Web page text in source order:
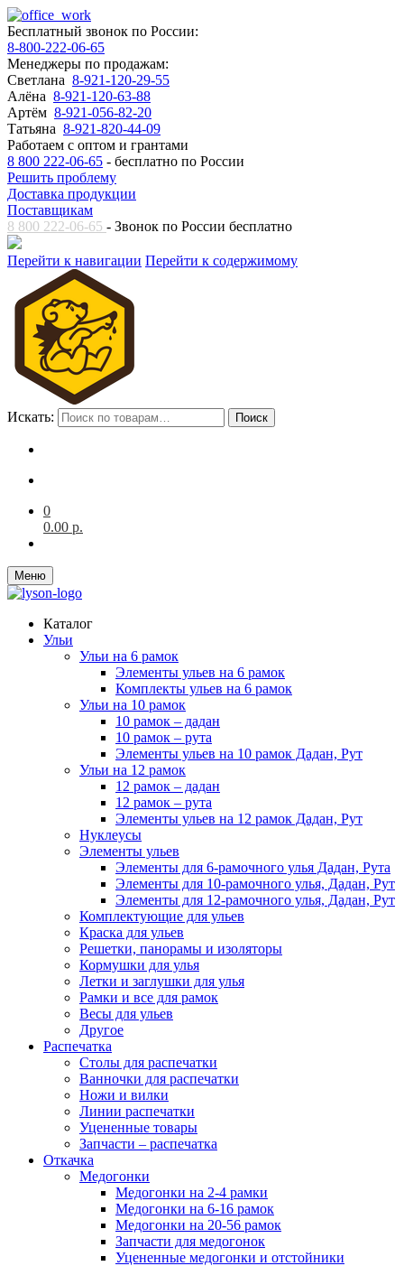
Бесплатный звонок по России:
8-800-222-06-65
Менеджеры по продажам:
Светлана 8-921-120-29-55
Алёна 8-921-120-63-88
Артём 8-921-056-82-20
Татьяна 8-921-820-44-09
Работаем с оптом и грантами
8 800 222-06-65 - бесплатно по России
Решить проблему
Доставка продукции
Поставщикам
8 800 222-06-65 - Звонок по России бесплатно
Перейти к навигации Перейти к содержимому
Искать: Поиск
0
0.00 р.
Меню
Каталог
Ульи
Ульи на 6 рамок
Элементы ульев на 6 рамок
Комплекты ульев на 6 рамок
Ульи на 10 рамок
10 рамок – дадан
10 рамок – рута
Элементы ульев на 10 рамок Дадан, Рут
Ульи на 12 рамок
12 рамок – дадан
12 рамок – рута
Элементы ульев на 12 рамок Дадан, Рут
Нуклеусы
Элементы ульев
Элементы для 6-рамочного улья Дадан, Рута
Элементы для 10-рамочного улья, Дадан, Рут
Элементы для 12-рамочного улья, Дадан, Рут
Комплектующие для ульев
Краска для ульев
Решетки, панорамы и изоляторы
Кормушки для улья
Летки и заглушки для улья
Рамки и все для рамок
Весы для ульев
Другое
Распечатка
Столы для распечатки
Ванночки для распечатки
Ножи и вилки
Линии распечатки
Уцененные товары
Запчасти – распечатка
Откачка
Медогонки
Медогонки на 2-4 рамки
Медогонки на 6-16 рамок
Медогонки на 20-56 рамок
Запчасти для медогонок
Уцененные медогонки и отстойники